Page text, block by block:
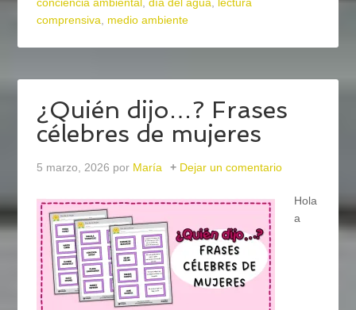
conciencia ambiental,día del agua, lectura
comprensiva, medio ambiente
¿Quién dijo…? Frases
célebres de mujeres
5 marzo, 2026 por María Dejar un comentario
Hola
a